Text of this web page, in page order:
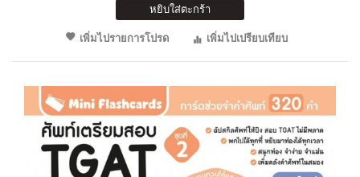
หยิบใส่ตะกร้า
เพิ่มไปรายการโปรด
เพิ่มไปเปรียบเทียบ